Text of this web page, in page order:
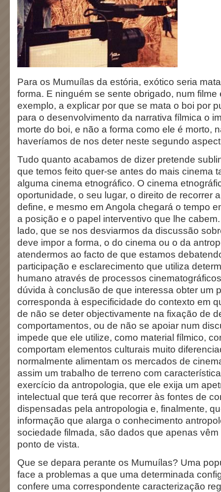
Para os Mumuílas da estória, exótico seria
forma. E ninguém se sente obrigado, num filme
exemplo, a explicar por que se mata o boi por
para o desenvolvimento da narrativa fílmica o
morte do boi, e não a forma como ele é morto,
haveríamos de nos deter neste segundo
Tudo quanto acabamos de dizer pretende
que temos feito quer-se antes do mais cinema
alguma cinema etnográfico. O cinema
oportunidade, o seu lugar, o direito de recorrer
define, e mesmo em Angola chegará o tempo
a posição e o papel interventivo que lhe
lado, que se nos desviarmos da discussão
deve impor a forma, o do cinema ou o da
atendermos ao facto de que estamos
participação e esclarecimento que utiliza
humano através de processos
dúvida à conclusão de que interessa obter um
corresponda à especificidade do contexto em
de não se deter objectivamente na fixação de
comportamentos, ou de não se apoiar num
impede que ele utilize, como material fílmico,
comportam elementos culturais muito
normalmente alimentam os mercados de
assim um trabalho de terreno com
exercício da antropologia, que ele exija um
intelectual que terá que recorrer às fontes de
dispensadas pela antropologia e, finalmente,
informação que alarga o conhecimento
sociedade filmada, são dados que apenas
ponto de vista.
Que se depara perante os Mumuílas? Uma
face a problemas a que uma determinada
confere uma correspondente caracterização